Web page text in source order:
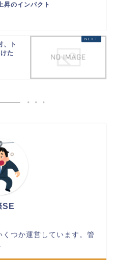
昇のインパクト
、ト
た
SE
つか運営しています。管